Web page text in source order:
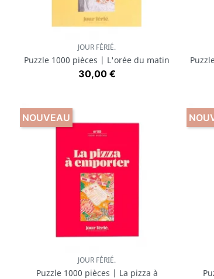
Aperçu rapide
JOUR FÉRIÉ.
Puzzle 1000 pièces | L'orée du matin
Prix
30,00 €
Aperçu rapide
JOUR FÉRIÉ.
Puzzle 1000 pièces | La pizza à
NOUVEAU